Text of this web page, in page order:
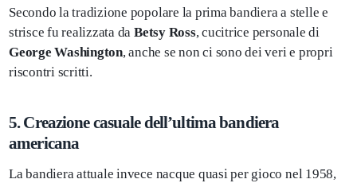
Secondo la tradizione popolare la prima bandiera a stelle e
strisce fu realizzata da Betsy Ross, cucitrice personale di
George Washington, anche se non ci sono dei veri e propri
riscontri scritti.
5. Creazione casuale dell’ultima bandiera
americana
La bandiera attuale invece nacque quasi per gioco nel 1958,